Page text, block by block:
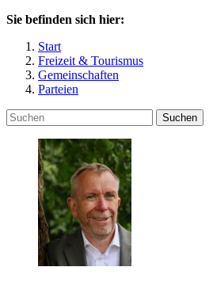
Sie befinden sich hier:
Start
Freizeit & Tourismus
Gemeinschaften
Parteien
Suchen